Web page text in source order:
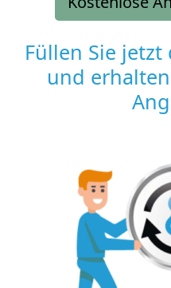
Füllen Sie
und